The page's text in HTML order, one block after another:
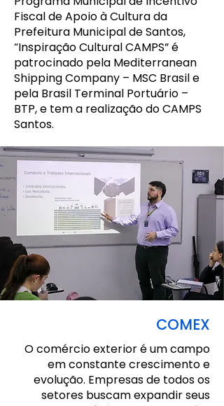
Fiscal de Apoio à Cultura da
Prefeitura Municipal de Santos,
“Inspiração Cultural CAMPS” é
patrocinado pela Mediterranean
Shipping Company – MSC Brasil e
pela Brasil Terminal Portuário –
BTP, e tem a realização do CAMPS
Santos.
COMEX
O comércio exterior é um campo
em constante crescimento e
evolução. Empresas de todos os
setores buscam expandir seus